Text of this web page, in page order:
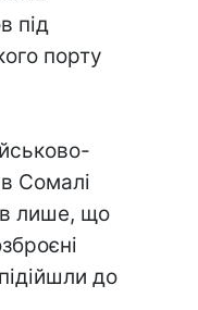
під
порту
Сомалі
лише, що
до